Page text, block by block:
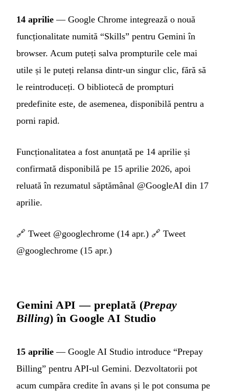
14 aprilie — Google Chrome integrează o nouă
funcționalitate numită “Skills” pentru Gemini în
browser. Acum puteți salva prompturile cele mai
utile și le puteți relansa dintr-un singur clic, fără să
le reintroduceți. O bibliotecă de prompturi
predefinite este, de asemenea, disponibilă pentru a
porni rapid.
Funcționalitatea a fost anunțată pe 14 aprilie și
confirmată disponibilă pe 15 aprilie 2026, apoi
reluată în rezumatul săptămânal @GoogleAI din 17
aprilie.
🔗 Tweet @googlechrome (14 apr.) 🔗 Tweet
@googlechrome (15 apr.)
Gemini API — preplată (Prepay
Billing) în Google AI Studio
15 aprilie — Google AI Studio introduce “Prepay
Billing” pentru API-ul Gemini. Dezvoltatorii pot
acum cumpăra credite în avans și le pot consuma pe